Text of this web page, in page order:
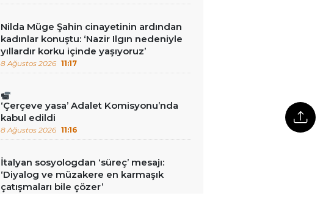
Nilda Müge Şahin cinayetinin ardından
kadınlar konuştu: ‘Nazir Ilgın nedeniyle
yıllardır korku içinde yaşıyoruz’
8 Ağustos 2026 11:17
‘Çerçeve yasa’ Adalet Komisyonu’nda
kabul edildi
8 Ağustos 2026 11:16
İtalyan sosyologdan ‘süreç’ mesajı:
‘Diyalog ve müzakere en karmaşık
çatışmaları bile çözer’